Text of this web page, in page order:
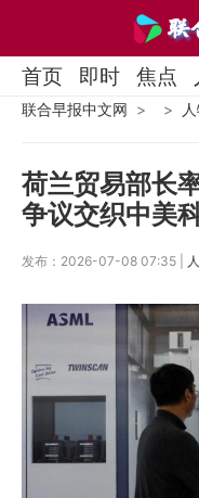
首页 即时 焦点
联合早报中文网
荷兰贸易部长
争议交织中美
发布：2026-07-08 07:35 |